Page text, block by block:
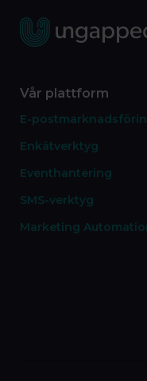
Vår plattform
E-
Enkätverktyg
Eventhantering
SMS-verktyg
Marketing